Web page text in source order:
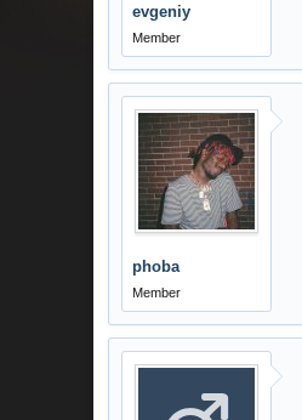
evgeniy
Member
phoba
Member